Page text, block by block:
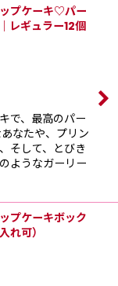
ップケーキ♡パー
レギュラー12個
で、最高のパー
なたや、プリン
そして、とびき
ようなガーリー
プケーキボック
れ可）